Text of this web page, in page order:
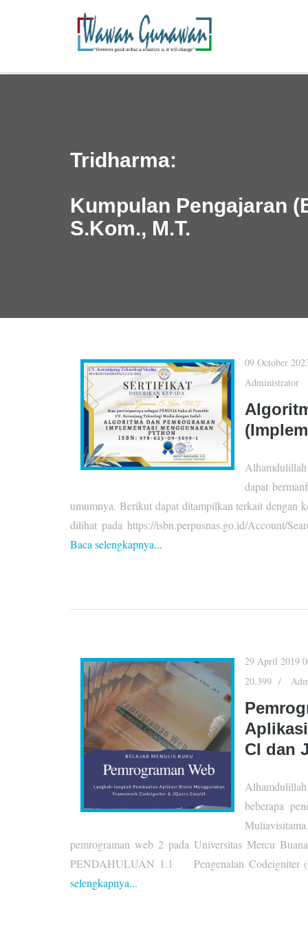
Tridharma:
Kumpulan Pengajaran
S.Kom., M.T.
09 October
Administrator
dapat
umumnya. Berikut dapat ditampilkan terkait
dilihat pada https://isbn.perpusnas.go.id/Account/
Baca selengkapnya...
29 April 2019
20.399
CI dan
beberapa
pemrograman web 2 pada Universitas Mercu
PENDAHULUAN 1.1 Pengenalan
selengkapnya...